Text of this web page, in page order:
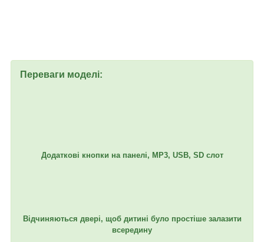
Переваги моделі:
Додаткові кнопки на панелі, MР3, USB, SD слот
Відчиняються двері, щоб дитині було простіше залазити
всередину